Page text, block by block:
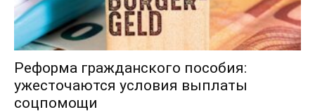
Реформа гражданского пособия:
ужесточаются условия выплаты
соцпомощи